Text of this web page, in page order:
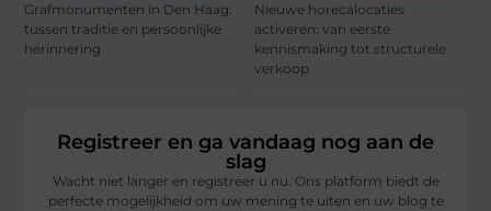
Grafmonumenten in Den Haag:
tussen traditie en persoonlijke
herinnering
Nieuwe horecalocaties
activeren: van eerste
kennismaking tot structurele
verkoop
Registreer en ga vandaag nog aan de
slag
Wacht niet langer en registreer u nu. Ons platform biedt de
perfecte mogelijkheid om uw mening te uiten en uw blog te